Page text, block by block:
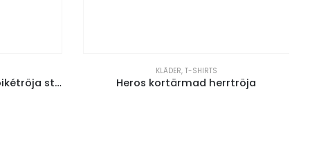
Markham kortärmad dampikétröja stretch
KLÄDER, T-SHIRTS
Heros kortärmad herrtröja